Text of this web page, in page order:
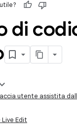
di
utente assistita
Edit